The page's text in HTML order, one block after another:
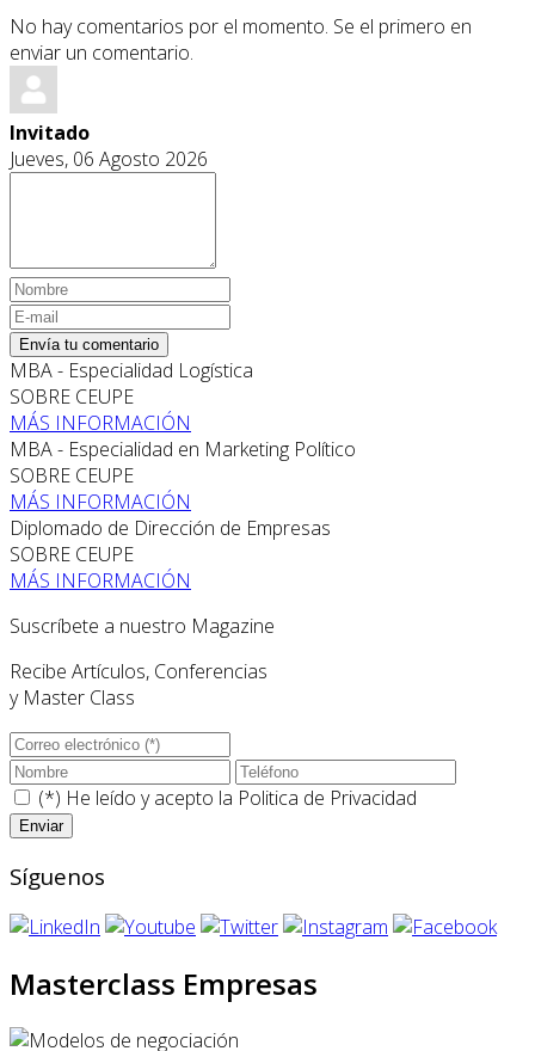
No hay comentarios por el momento. Se el primero en
enviar un comentario.
Invitado
Jueves, 06 Agosto 2026
Envía tu comentario
MBA - Especialidad Logística
SOBRE CEUPE
MÁS INFORMACIÓN
MBA - Especialidad en Marketing Político
SOBRE CEUPE
MÁS INFORMACIÓN
Diplomado de Dirección de Empresas
SOBRE CEUPE
MÁS INFORMACIÓN
Suscríbete a nuestro Magazine
Recibe Artículos, Conferencias
y Master Class
(*) He leído y acepto la Politica de Privacidad
Síguenos
Masterclass Empresas